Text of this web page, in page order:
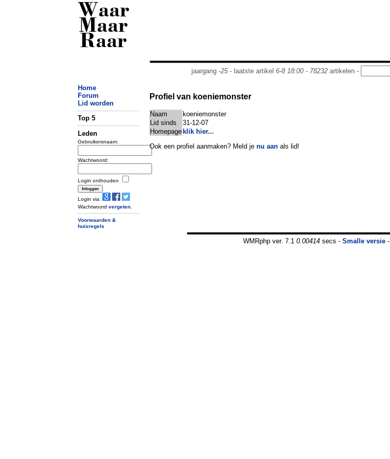
Waar
Maar
Raar
jaargang -25- laatste artikel 6-8 18:00- 78232artikelen -
Home
Forum
Lid worden
Top 5
Leden
Gebruikersnaam:
Wachtwoord:
Login onthouden
Login via:
Wachtwoord vergeten
Voorwaarden &
huisregels
Profiel van koeniemonster
Naam
koeniemonster
Lid sinds
31-12-07
Homepage klik hier...
Ook een profiel aanmaken? Meld je nu aan als lid!
WMRphp ver. 7.1 0.00414secs - Smalle versie-